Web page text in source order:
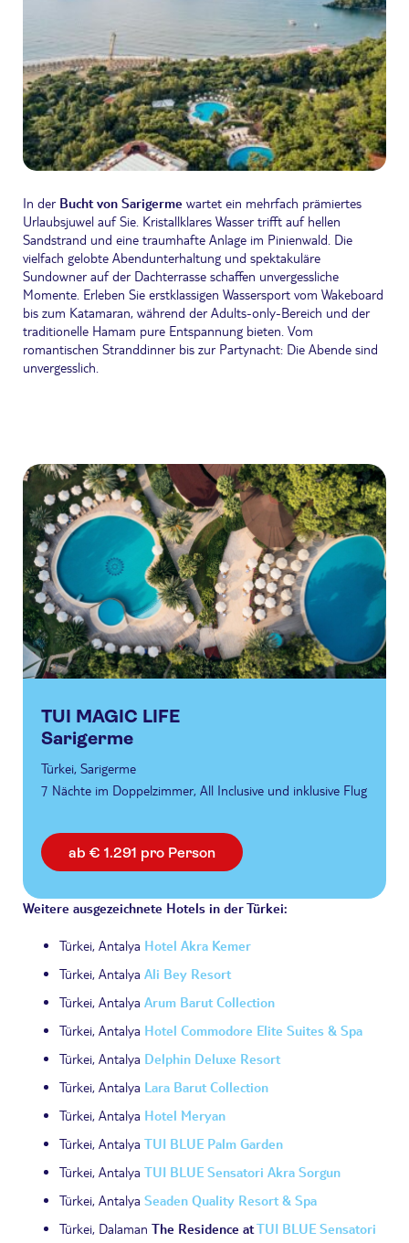
In der Bucht von Sarigerme wartet ein mehrfach prämiertes
Urlaubsjuwel auf Sie. Kristallklares Wasser trifft auf hellen
Sandstrand und eine traumhafte Anlage im Pinienwald. Die
vielfach gelobte Abendunterhaltung und spektakuläre
Sundowner auf der Dachterrasse schaffen unvergessliche
Momente. Erleben Sie erstklassigen Wassersport vom Wakeboard
bis zum Katamaran, während der Adults-only-Bereich und der
traditionelle Hamam pure Entspannung bieten. Vom
romantischen Stranddinner bis zur Partynacht: Die Abende sind
unvergesslich.
TUI MAGIC LIFE
Sarigerme
Türkei, Sarigerme
7 Nächte im Doppelzimmer, All Inclusive und inklusive Flug
ab € 1.291 pro Person
Weitere ausgezeichnete Hotels in der Türkei:
Türkei, Antalya Hotel Akra Kemer
Türkei, Antalya Ali Bey Resort
Türkei, Antalya Arum Barut Collection
Türkei, Antalya Hotel Commodore Elite Suites & Spa
Türkei, Antalya Delphin Deluxe Resort
Türkei, Antalya Lara Barut Collection
Türkei, Antalya Hotel Meryan
Türkei, Antalya TUI BLUE Palm Garden
Türkei, Antalya TUI BLUE Sensatori Akra Sorgun
Türkei, Antalya Seaden Quality Resort & Spa
Türkei, Dalaman The Residence atTUI BLUE Sensatori